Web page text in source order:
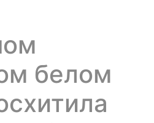
белом